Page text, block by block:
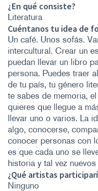
¿En qué consiste?
Literatura
Cuéntanos tu idea de
Un café. Unos sofás.
intercultural. Crear un
puedan llevar un libro
persona. Puedes traer
de tu país, tu género
te sabes de memoria,
quieres que llegue a
llevar uno o varios. La
algo, conocerse,
conocer personas con
es que cada uno se
historia y tal vez
¿Qué artistas
Ninguno